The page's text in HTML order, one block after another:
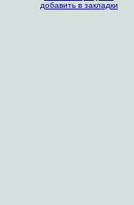
добавить в закладки